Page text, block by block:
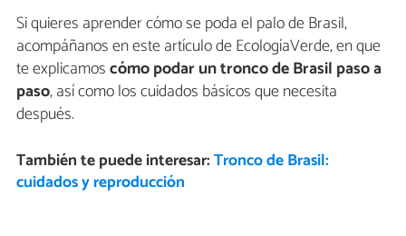
Si quieres aprender cómo se poda el palo de Brasil,
acompáñanos en este artículo de EcologíaVerde, en que
te explicamoscómo podar un tronco de Brasil paso a
paso, así como los cuidados básicos que necesita
después.
También te puede interesar:Tronco de Brasil:
cuidados y reproducción